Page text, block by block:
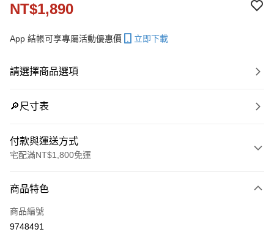
NT$1,890
App 結帳可享專屬活動優惠價 立即下載
請選擇商品選項
🔎尺寸表
付款與運送方式
宅配滿NT$1,800免運
信用卡一次付款
LINE Pay
商品特色
商品編號
9748491